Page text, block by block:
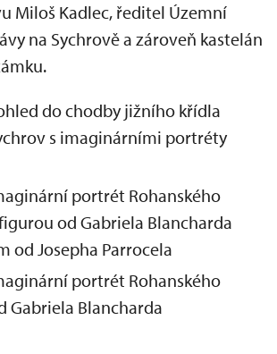
Miloš Kadlec, ředitel Územní
na Sychrově a zároveň kastelán
do chodby jižního křídla
s imaginárními portréty
portrét Rohanského
od Gabriela Blancharda
od Josepha Parrocela
portrét Rohanského
Gabriela Blancharda